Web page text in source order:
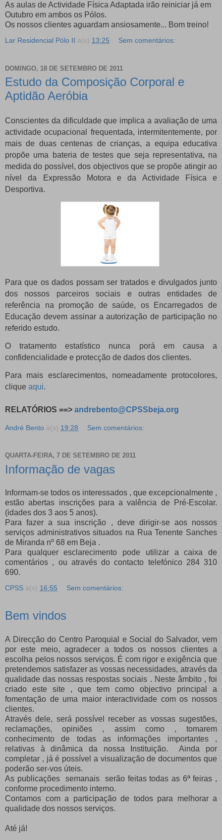
As aulas de Actividade Física Adaptada irão reiniciar já em
Outubro em ambos os Pólos.
Os nossos clientes aguardam ansiosamente... Bom treino!
Lar Residencial Pólo II à(s) 13:25 Sem comentários:
DOMINGO, 18 DE SETEMBRO DE 2011
Estudo da Composição Corporal e
Aptidão Aeróbia
Conscientes da dificuldade que implica a avaliação de uma
actividade ocupacional frequentada, intermitentemente, por
mais de duas centenas de crianças, a equipa educativa
propõe uma bateria de testes que seja representativa, na
medida do possível, dos objectivos que se propõe atingir ao
nível da Expressão Motora e da Actividade Física e
Desportiva.
Para que os dados possam ser tratados e divulgados junto
dos nossos parceiros sociais e outras entidades de
referência na promoção de saúde, os Encarregados de
Educação devem assinar a autorização de participação no
referido estudo.
O tratamento estatístico nunca porá em causa a
confidencialidade e protecção de dados dos clientes.
Para mais esclarecimentos, nomeadamente protocolores,
clique aqui.
RELATÓRIOS ==> andrebento@CPSSbeja.org
André Bento à(s) 19:28 Sem comentários:
QUARTA-FEIRA, 7 DE SETEMBRO DE 2011
Informação de vagas
Informam-se todos os interessados , que excepcionalmente ,
estão abertas inscrições para a valência de Pré-Escolar.
(idades dos 3 aos 5 anos).
Para fazer a sua inscrição , deve dirigir-se aos nossos
serviços administrativos situados na Rua Tenente Sanches
de Miranda nº 68 em Beja .
Para qualquer esclarecimento pode utilizar a caixa de
comentários , ou através do contacto telefónico 284 310
690.
CPSS à(s) 16:55 Sem comentários:
Bem vindos
A Direcção do Centro Paroquial e Social do Salvador, vem
por este meio, agradecer a todos os nossos clientes a
escolha pelos nossos serviços. É com rigor e exigência que
pretendemos satisfazer as vossas necessidades, através da
qualidade das nossas respostas sociais . Neste âmbito , foi
criado este site , que tem como objectivo principal a
fomentação de uma maior interactividade com os nossos
clientes.
Através dele, será possível receber as vossas sugestões,
reclamações, opiniões , assim como , tomarem
conhecimento de todas as informações importantes ,
relativas à dinâmica da nossa Instituição. Ainda por
completar , já é possível a visualização de documentos que
poderão ser-vos úteis.
As publicações semanais serão feitas todas as 6ª feiras ,
conforme procedimento interno.
Contamos com a participação de todos para melhorar a
qualidade dos nossos serviços.
Até já!